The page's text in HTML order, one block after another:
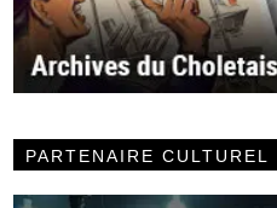
PARTENAIRE CULTUREL